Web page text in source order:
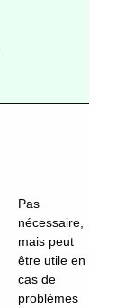
Pas
nécessaire,
mais peut
être utile en
cas de
problèmes